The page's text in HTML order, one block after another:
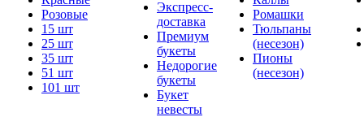
Розовые
15 шт
25 шт
35 шт
51 шт
101 шт
Экспресс-
доставка
Премиум
букеты
Недорогие
букеты
Букет
невесты
Ромашки
Тюльпаны
(несезон)
Пионы
(несезон)